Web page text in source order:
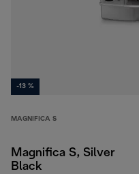
-13 %
MAGNIFICA S
Magnifica S, Silver
Black